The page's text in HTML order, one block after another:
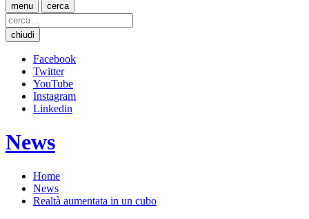
menu cerca
chiudi
Facebook
Twitter
YouTube
Instagram
Linkedin
News
Home
News
Realtà aumentata in un cubo